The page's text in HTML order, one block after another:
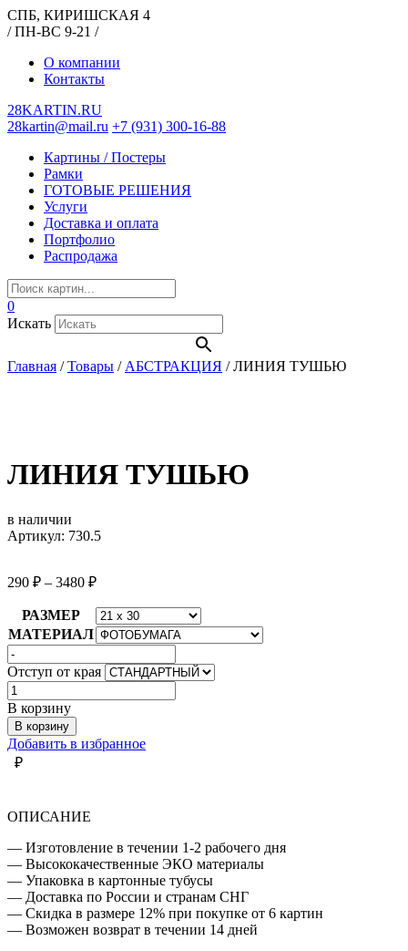
СПБ, КИРИШСКАЯ 4
/ ПН-ВС 9-21 /
О компании
Контакты
28KARTIN.RU
28kartin@mail.ru +7 (931) 300-16-88
Картины / Постеры
Рамки
ГОТОВЫЕ РЕШЕНИЯ
Услуги
Доставка и оплата
Портфолио
Распродажа
0
Искать
Главная /Товары / АБСТРАКЦИЯ /ЛИНИЯ ТУШЬЮ
ЛИНИЯ ТУШЬЮ
в наличии
Артикул: 730.5
290 ₽ – 3480 ₽
РАЗМЕР
МАТЕРИАЛ
Отступ от края
Количество
товара
ЛИНИЯ
ТУШЬЮ
В корзину
В корзину
Добавить в избранное
₽
ОПИСАНИЕ
— Изготовление в течении 1-2 рабочего дня
— Высококачественные ЭКО материалы
— Упаковка в картонные тубусы
— Доставка по России и странам СНГ
— Скидка в размере 12% при покупке от 6 картин
— Возможен возврат в течении 14 дней